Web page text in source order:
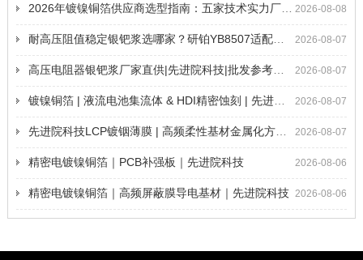
2026-08-08
2026年镀镍铜箔供应商选型指南：五家技术实力厂商推荐
2026-08-07
耐高压阻值稳定银钯浆选哪家？研铂YB8507适配电网、车载等高要求高压电阻生产|银钯浆供应商
2026-08-07
高压电阻器银钯浆厂家直供|先进院科技|批发参考价_性能参数_应用案例详情
2026-08-07
镀镍铜箔 | 液流电池集流体 & HDI精密蚀刻 | 先进院科技定制
2026-08-07
先进院科技LCP镀铟薄膜 | 高频柔性基材金属化方案 | 5G天线材料
2026-08-06
精密电镀镍铜箔｜PCB补强板｜先进院科技
2026-08-06
精密电镀镍铜箔｜高频屏蔽膜导电基材｜先进院科技